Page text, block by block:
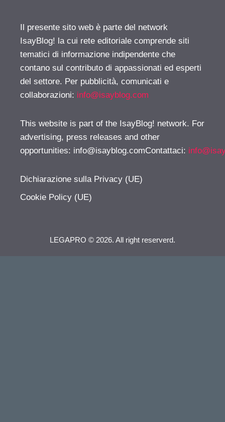
Il presente sito web è parte del network
IsayBlog! la cui rete editoriale comprende siti
tematici di informazione indipendente che
contano sul contributo di appassionati ed esperti
del settore. Per pubblicità, comunicati e
collaborazioni: info@isayblog.com
This website is part of the IsayBlog! network. For
advertising, press releases and other
opportunities: info@isayblog.comContattaci:
Dichiarazione sulla Privacy (UE)
Cookie Policy (UE)
LEGAPRO © 2026. All right reserverd.